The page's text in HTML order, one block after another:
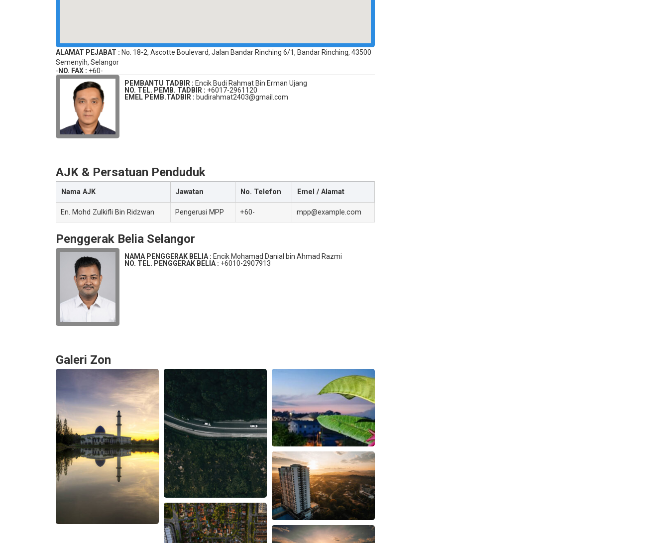
ALAMAT PEJABAT : No. 18-2, Ascotte Boulevard, Jalan Bandar Rinching 6/1, Bandar Rinching, 43500
Semenyih, Selangor
- NO. FAX : +60-
PEMBANTU TADBIR : Encik Budi Rahmat Bin Erman Ujang
NO. TEL. PEMB. TADBIR : +6017-2961120
EMEL PEMB.TADBIR : budirahmat2403@gmail.com
AJK & Persatuan Penduduk
Nama AJK Jawatan No. Telefon Emel / Alamat
En. Mohd Zulkifli Bin Ridzwan Pengerusi MPP +60- mpp@example.com
Penggerak Belia Selangor
NAMA PENGGERAK BELIA : Encik Mohamad Danial bin Ahmad Razmi
NO. TEL. PENGGERAK BELIA : +6010-2907913
Galeri Zon